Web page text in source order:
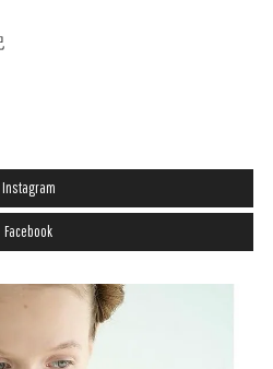
Instagram
Facebook